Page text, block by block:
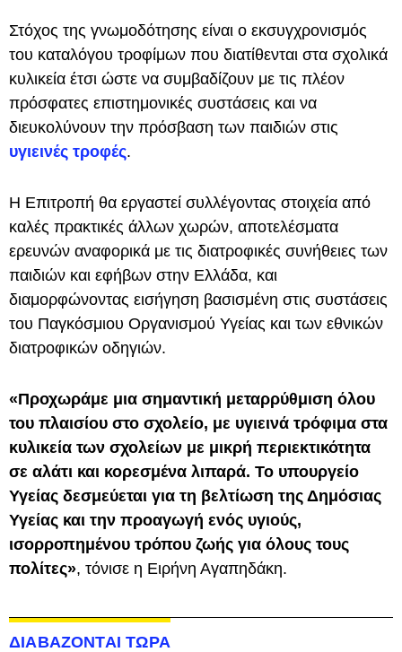
Στόχος της γνωμοδότησης είναι ο εκσυγχρονισμός
του καταλόγου τροφίμων που διατίθενται στα σχολικά
κυλικεία έτσι ώστε να συμβαδίζουν με τις πλέον
πρόσφατες επιστημονικές συστάσεις και να
διευκολύνουν την πρόσβαση των παιδιών στις
υγιεινές τροφές.
Η Επιτροπή θα εργαστεί συλλέγοντας στοιχεία από
καλές πρακτικές άλλων χωρών, αποτελέσματα
ερευνών αναφορικά με τις διατροφικές συνήθειες των
παιδιών και εφήβων στην Ελλάδα, και
διαμορφώνοντας εισήγηση βασισμένη στις συστάσεις
του Παγκόσμιου Οργανισμού Υγείας και των εθνικών
διατροφικών οδηγιών.
«Προχωράμε μια σημαντική μεταρρύθμιση όλου
του πλαισίου στο σχολείο, με υγιεινά τρόφιμα στα
κυλικεία των σχολείων με μικρή περιεκτικότητα
σε αλάτι και κορεσμένα λιπαρά. Το υπουργείο
Υγείας δεσμεύεται για τη βελτίωση της Δημόσιας
Υγείας και την προαγωγή ενός υγιούς,
ισορροπημένου τρόπου ζωής για όλους τους
πολίτες», τόνισε η Ειρήνη Αγαπηδάκη.
ΔΙΑΒΑΖΟΝΤΑΙ ΤΩΡΑ